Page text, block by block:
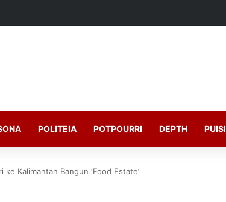
POLITEIA POTPOURRI DEPTH PUISI
Kalimantan Bangun ‘Food Estate’